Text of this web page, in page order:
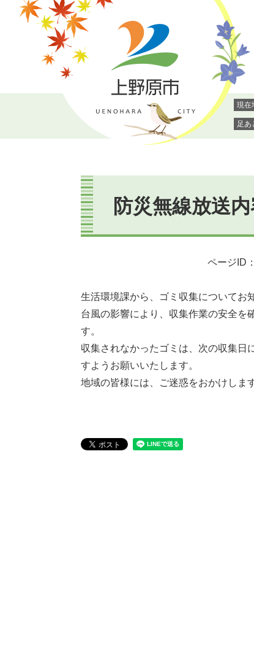
で
ば
本
現在
足あ
本
文
防災無線放送
ページID
生活環境課から、ゴミ収集についてお
台風の影響により、収集作業の安全を
す。
収集されなかったゴミは、次の収集日
すようお願いいたします。
地域の皆様には、ご迷惑をおかけしま